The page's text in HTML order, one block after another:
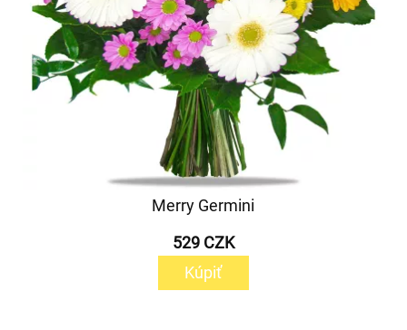
Merry Germini
529 CZK
Kúpiť